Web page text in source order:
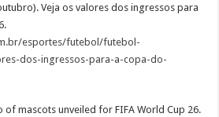
Veja os valores dos ingressos para
esportes/futebol/futebol-
dos-ingressos-para-a-copa-do-
of mascots unveiled for FIFA World Cup 26.